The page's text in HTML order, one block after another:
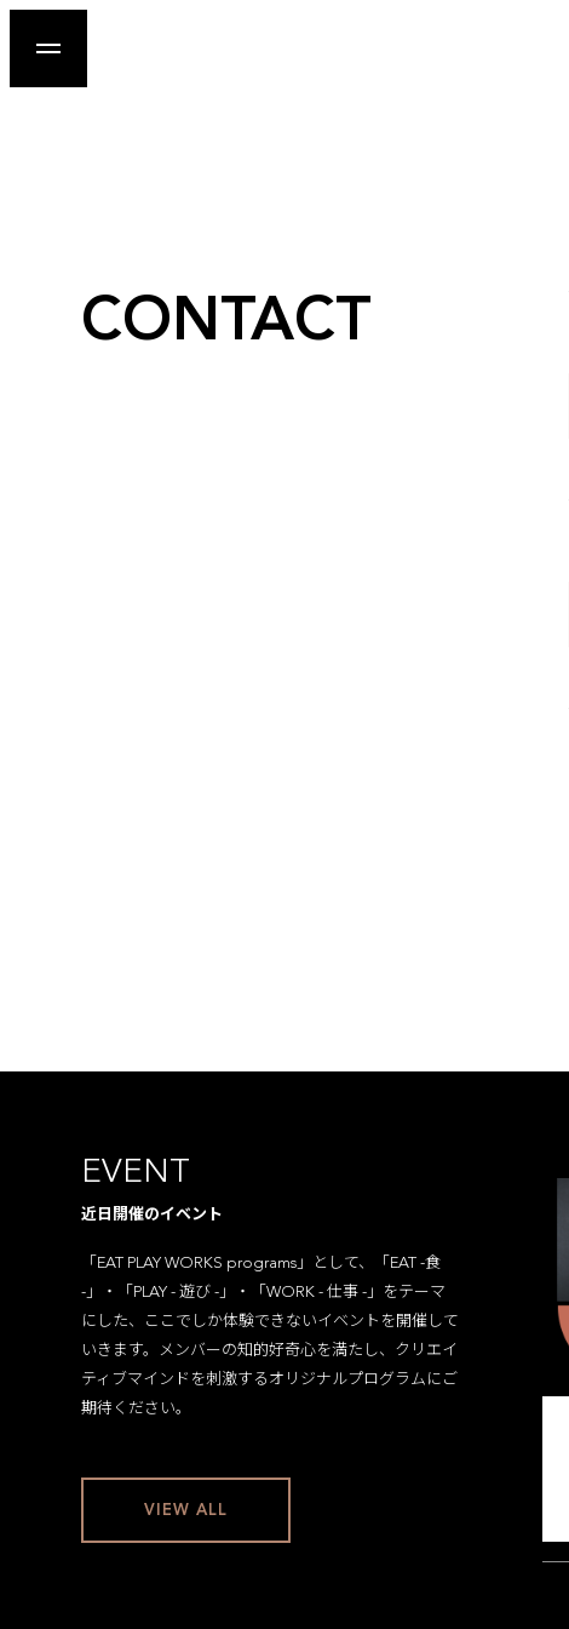
CONTACT
EVENT
近日開催のイベント
「EAT PLAY WORKS programs」として、「EAT -食
-」・「PLAY - 遊び -」・「WORK - 仕事 -」をテーマ
にした、ここでしか体験できないイベントを開催して
いきます。メンバーの知的好奇心を満たし、クリエイ
ティブマインドを刺激するオリジナルプログラムにご
期待ください。
VIEW ALL